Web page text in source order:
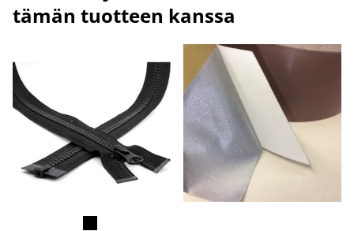
tämän tuotteen kanssa